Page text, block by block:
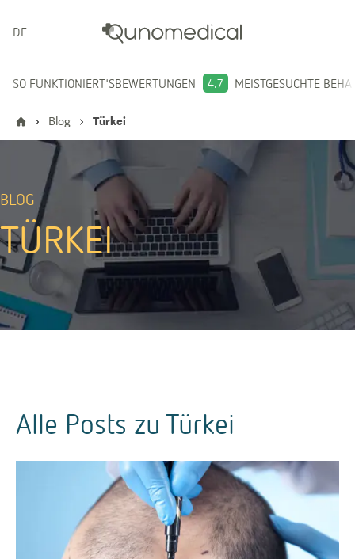
DEUTSCH
SO FUNKTIONIERT'SBEWERTUNGEN 4.7 MEISTGESUCHTE
Blog Türkei
BLOG
TÜRKEI
Alle Posts zu Türkei